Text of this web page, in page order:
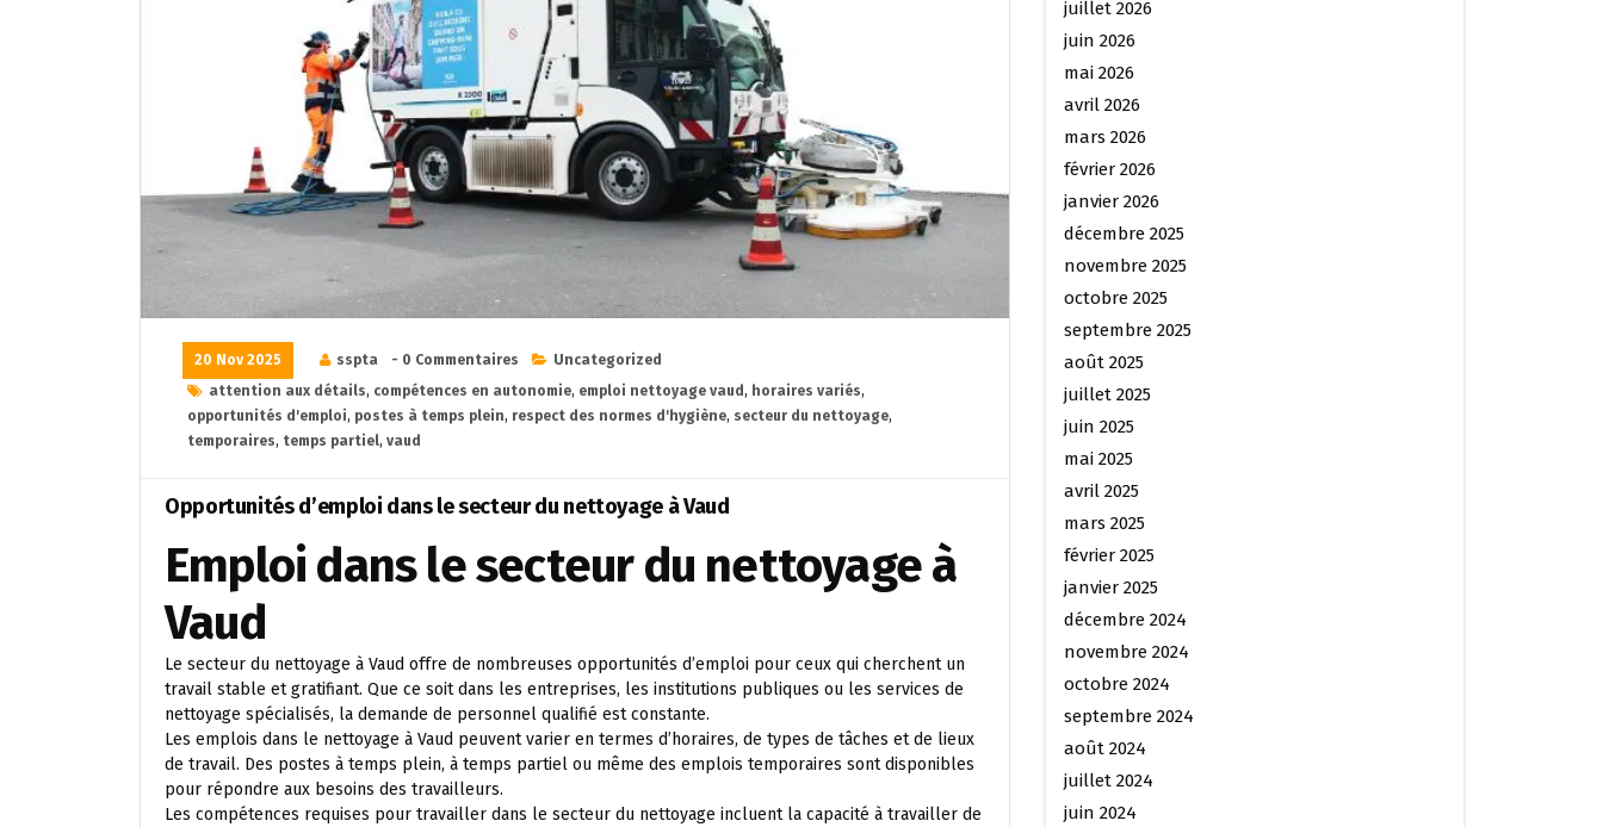
20 Nov 2025 sspta - 0 Commentaires
Uncategorized
attention aux détails, compétences en autonomie, emploi nettoyage vaud, horaires variés,
opportunités d'emploi, postes à temps plein, respect des normes d'hygiène, secteur du nettoyage,
temporaires, temps partiel, vaud
Opportunités d’emploi dans le secteur du nettoyage à Vaud
Emploi dans le secteur du nettoyage à
Vaud
Le secteur du nettoyage à Vaud offre de nombreuses opportunités d’emploi pour ceux qui cherchent un
travail stable et gratifiant. Que ce soit dans les entreprises, les institutions publiques ou les services de
nettoyage spécialisés, la demande de personnel qualifié est constante.
Les emplois dans le nettoyage à Vaud peuvent varier en termes d’horaires, de types de tâches et de lieux
de travail. Des postes à temps plein, à temps partiel ou même des emplois temporaires sont disponibles
pour répondre aux besoins des travailleurs.
Les compétences requises pour travailler dans le secteur du nettoyage incluent la capacité à travailler de
juillet 2026
juin 2026
mai 2026
avril 2026
mars 2026
février 2026
janvier 2026
décembre 2025
novembre 2025
octobre 2025
septembre 2025
août 2025
juillet 2025
juin 2025
mai 2025
avril 2025
mars 2025
février 2025
janvier 2025
décembre 2024
novembre 2024
octobre 2024
septembre 2024
août 2024
juillet 2024
juin 2024